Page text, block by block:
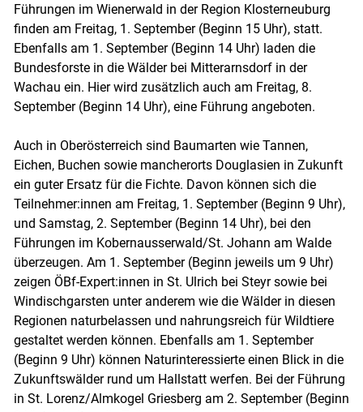
Skip to main content
Führungen im Wienerwald in der Region Klosterneuburg
finden am Freitag, 1. September (Beginn 15 Uhr), statt.
Ebenfalls am 1. September (Beginn 14 Uhr) laden die
Bundesforste in die Wälder bei Mitterarnsdorf in der
Wachau ein. Hier wird zusätzlich auch am Freitag, 8.
September (Beginn 14 Uhr), eine Führung angeboten.
Auch in Oberösterreich sind Baumarten wie Tannen,
Eichen, Buchen sowie mancherorts Douglasien in Zukunft
ein guter Ersatz für die Fichte. Davon können sich die
Teilnehmer:innen am Freitag, 1. September (Beginn 9 Uhr),
und Samstag, 2. September (Beginn 14 Uhr), bei den
Führungen im Kobernausserwald/St. Johann am Walde
überzeugen. Am 1. September (Beginn jeweils um 9 Uhr)
zeigen ÖBf-Expert:innen in St. Ulrich bei Steyr sowie bei
Windischgarsten unter anderem wie die Wälder in diesen
Regionen naturbelassen und nahrungsreich für Wildtiere
gestaltet werden können. Ebenfalls am 1. September
(Beginn 9 Uhr) können Naturinteressierte einen Blick in die
Zukunftswälder rund um Hallstatt werfen. Bei der Führung
in St. Lorenz/Almkogel Griesberg am 2. September (Beginn